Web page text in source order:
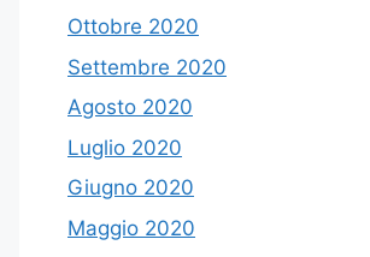
Ottobre 2020
Settembre 2020
Agosto 2020
Luglio 2020
Giugno 2020
Maggio 2020